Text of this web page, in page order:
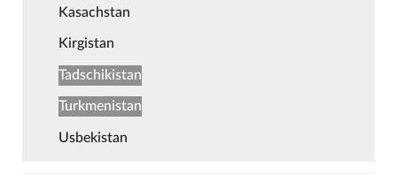
Kasachstan
Kirgistan
Tadschikistan
Turkmenistan
Usbekistan